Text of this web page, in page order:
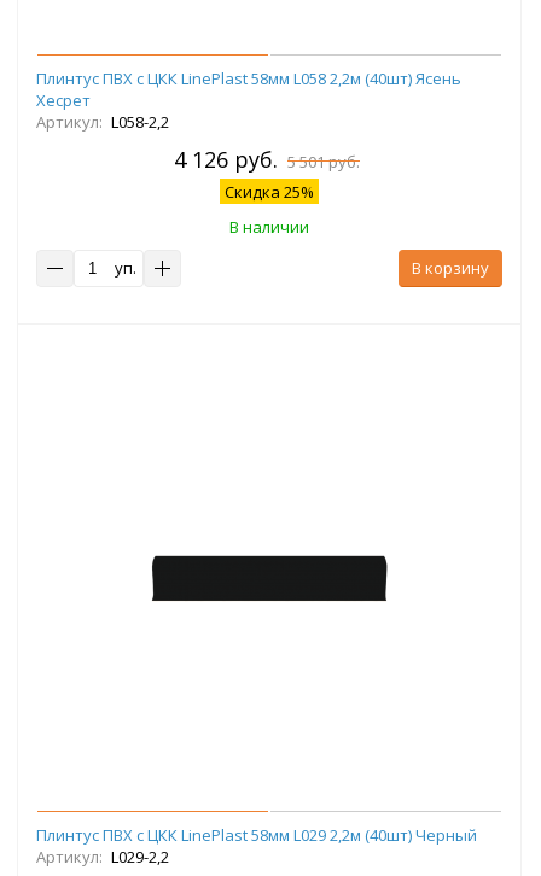
Плинтус ПВХ с ЦКК LinePlast 58мм L058 2,2м (40шт) Ясень
Хесрет
Артикул: L058-2,2
4 126 руб. 5 501 руб.
Скидка 25%
В наличии
уп.
В корзину
Плинтус ПВХ с ЦКК LinePlast 58мм L029 2,2м (40шт) Черный
Артикул: L029-2,2